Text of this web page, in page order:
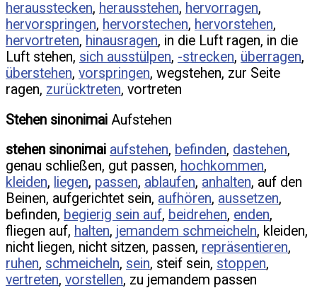
herausstecken, herausstehen, hervorragen,
hervorspringen, hervorstechen, hervorstehen,
hervortreten, hinausragen, in die Luft ragen, in die
Luft stehen, sich ausstülpen, -strecken, überragen,
überstehen, vorspringen, wegstehen, zur Seite
ragen, zurücktreten, vortreten
Stehen sinonimai Aufstehen
stehen sinonimai aufstehen, befinden, dastehen,
genau schließen, gut passen, hochkommen,
kleiden, liegen, passen, ablaufen, anhalten, auf den
Beinen, aufgerichtet sein, aufhören, aussetzen,
befinden, begierig sein auf, beidrehen, enden,
fliegen auf, halten, jemandem schmeicheln, kleiden,
nicht liegen, nicht sitzen, passen, repräsentieren,
ruhen, schmeicheln, sein, steif sein, stoppen,
vertreten, vorstellen, zu jemandem passen